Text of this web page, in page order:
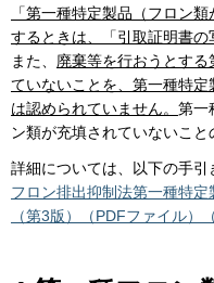
「第一種特定製品（フロン
するときは、「引取証明書の
また、 廃棄等を行おうとす
ていないことを、第一種特
は認められていません。 第一
ン類が充填されていないこと
詳細については、以下の手引
フロン排出抑制法第一種特
（第3版）（PDFファイル）